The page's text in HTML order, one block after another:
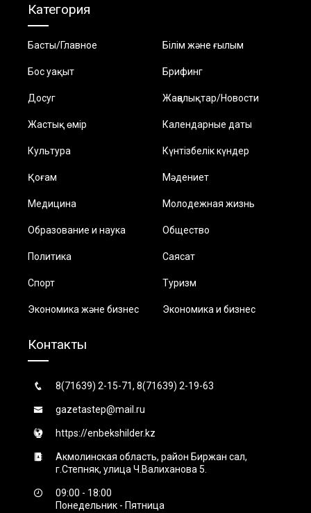
Категория
Басты/Главное Білім және ғылым
Бос уақыт Брифинг
Досуг Жаңалықтар/Новости
Жастық өмір Календарные даты
Культура Күнтізбелік күндер
Қоғам Мәдениет
Медицина Молодежная жизнь
Образование и наука Общество
Политика Саясат
Спорт Туризм
Экономика және бизнес Экономика и бизнес
Контакты
8(71639) 2-15-71, 8(71639) 2-19-63
gazetastep@mail.ru
https://enbekshilder.kz
Акмолинская область, район Биржан сал,
г.Степняк, улица Ч.Валиханова 5.
09:00 - 18:00
Понедельник - Пятница